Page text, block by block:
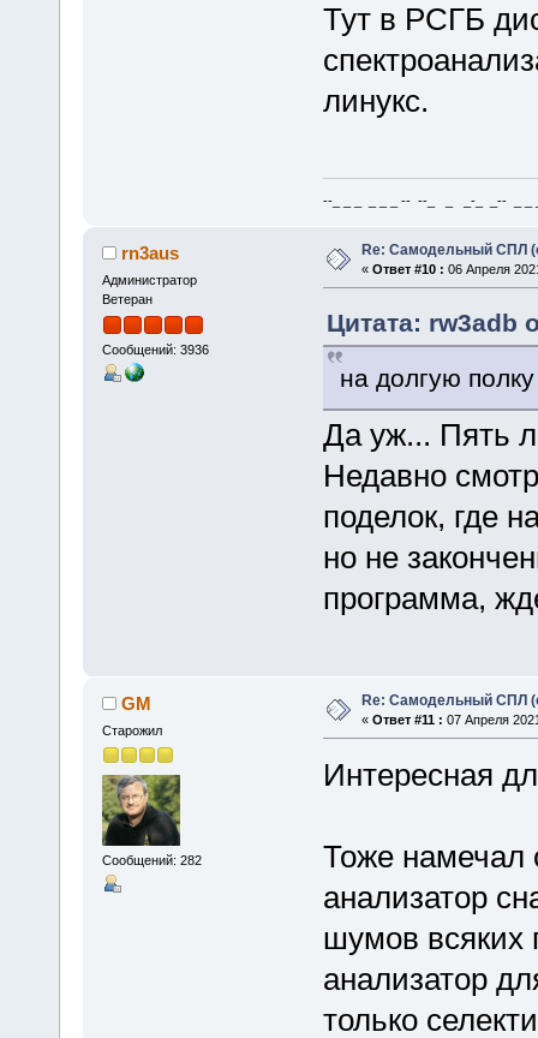
Тут в РСГБ
линукс.
--_ _ _ _ _ _ -- --_ _ _-_ _-- _ _
rn3aus
Администратор
Ветеран
Сообщений: 3936
Re: Самодельный СПЛ
« Ответ #10 : 06 Апреля
Цитата: rw3adb
на долгую
Да уж... Пять
Недавно
поделок, где
но не
программа,
GM
Старожил
Сообщений: 282
Re: Самодельный СПЛ
« Ответ #11 : 07 Апреля
Интересная
Тоже намечал
анализатор
шумов всяких
анализатор
только